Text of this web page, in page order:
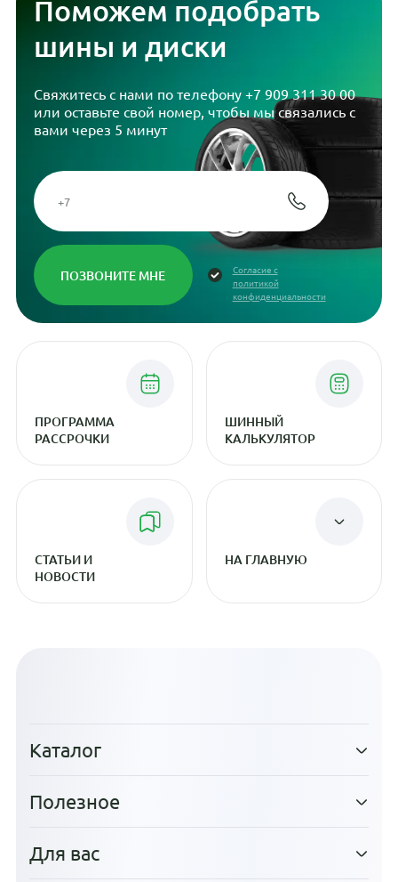
Поможем подобрать
шины и диски
Свяжитесь с нами по телефону +7 909 311 30 00
или оставьте свой номер, чтобы мы связались с
вами через 5 минут
Согласие с
политикой
конфиденциальности
ПРОГРАММА
РАССРОЧКИ
ШИННЫЙ
КАЛЬКУЛЯТОР
СТАТЬИ И
НОВОСТИ
НА ГЛАВНУЮ
Каталог
Полезное
Для вас